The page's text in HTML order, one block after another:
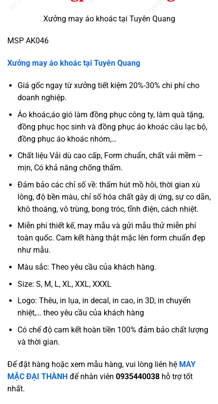
Xưởng may áo khoác tại Tuyên Quang
MSP AK046
Xưởng may áo khoác tại Tuyên Quang
Giá gốc ngay từ xưởng tiết kiệm 20%-30% chi phí cho
doanh nghiệp.
Áo khoác,áo gió làm đồng phục công ty, làm quà tặng,
đồng phục học sinh và đồng phục áo khoác câu lạc bộ,
đồng phục áo khoác nhóm,…
Chất liệu Vải dù cao cấp, Form chuẩn, chất vải mềm –
mịn, Có khả năng chống thấm.
Đảm bảo các chỉ số về: thấm hút mồ hôi, thời gian xù
lông, độ bền màu, chỉ số hóa chất gây dị ứng, sự co dãn,
khô thoáng, vô trùng, bong tróc, tĩnh điện, cách nhiệt.
Miễn phí thiết kế, may mẫu và gửi mẫu thử miễn phí
toàn quốc. Cam kết hàng thật mặc lên form chuẩn đẹp
như mẫu.
Màu sắc: Theo yêu cầu của khách hàng.
Size: S, M, L, XL, XXL, XXXL
Logo: Thêu, in lụa, in decal, in cao, in 3D, in chuyển
nhiệt,… theo yêu cầu của khách hàng
Có chế độ cam kết hoàn tiền 100% đảm bảo chất lượng
và thời gian.
Để đặt hàng hoặc xem mẫu hàng, vui lòng liên hệ MAY
MẶC ĐẠI THÀNH để nhân viên 0935440038 hỗ trợ tốt
nhất.